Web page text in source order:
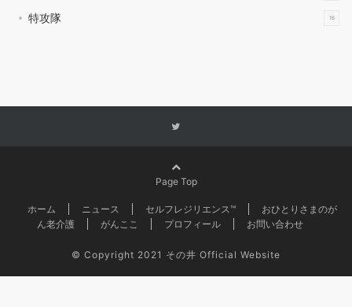
特攻隊 16
Page Top
ホーム ニュース セルフレジリエンス™
おひとりさまのが
ん老介護
がんここ プロフィール お問い合わせ
© Copyright 2021 その井 Official Website